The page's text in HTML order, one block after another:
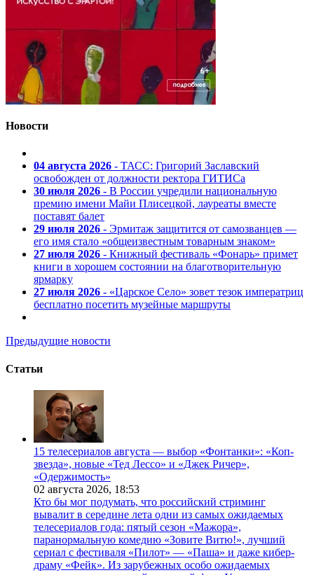
Новости
04 августа 2026 - ТАСС: Григорий Заславский
освобожден от должности ректора ГИТИСа
30 июля 2026 - В России учредили национальную
премию имени Майи Плисецкой, лауреаты вместе
поставят балет
29 июля 2026 - Эрмитаж защитится от самозванцев —
его имя стало «общеизвестным товарным знаком»
27 июля 2026 - Книжный фестиваль «Фонарь» примет
книги в хорошем состоянии на благотворительную
ярмарку
27 июля 2026 - «Царское Село» зовет тезок императриц
бесплатно посетить музейные маршруты
Предыдущие новости
Статьи
15 телесериалов августа — выбор «Фонтанки»: «Коп-
звезда», новые «Тед Лессо» и «Джек Ричер»,
«Одержимость»
02 августа 2026, 18:53
Кто бы мог подумать, что российский стриминг
вывалит в середине лета одни из самых ожидаемых
телесериалов года: пятый сезон «Мажора»,
паранормальную комедию «Зовите Витю!», лучший
сериал с фестиваля «Пилот» — «Паша» и даже кибер-
драму «Фейк». Из зарубежных особо ожидаемых